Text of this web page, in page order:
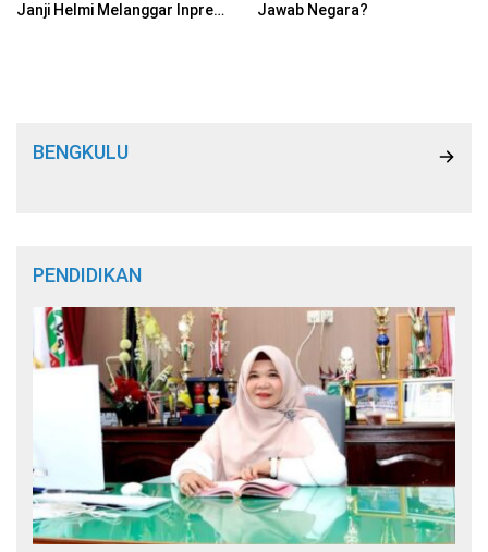
Janji Helmi Melanggar Inpres
Jawab Negara?
BENGKULU
PENDIDIKAN